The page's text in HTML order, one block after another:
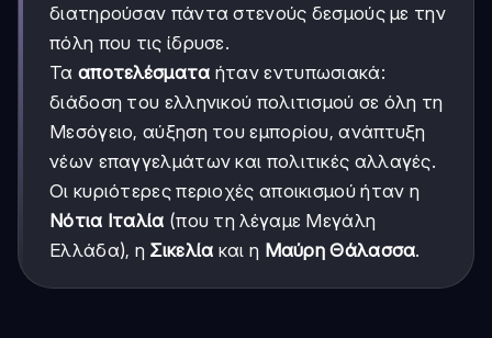
διατηρούσαν πάντα στενούς δεσμούς με την
πόλη που τις ίδρυσε.
Τα αποτελέσματα ήταν εντυπωσιακά:
διάδοση του ελληνικού πολιτισμού σε όλη τη
Μεσόγειο, αύξηση του εμπορίου, ανάπτυξη
νέων επαγγελμάτων και πολιτικές αλλαγές.
Οι κυριότερες περιοχές αποικισμού ήταν η
Νότια Ιταλία (που τη λέγαμε Μεγάλη
Ελλάδα), η Σικελία και η Μαύρη Θάλασσα.